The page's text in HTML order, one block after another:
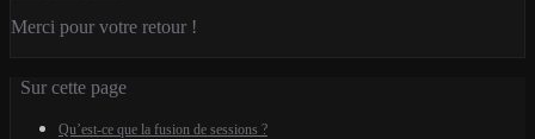
Merci pour votre retour !
Sur cette page
Qu’est-ce que la fusion de sessions ?